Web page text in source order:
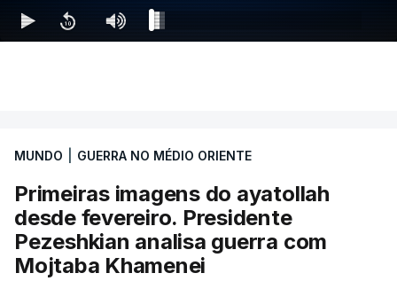
MUNDO GUERRA NO MÉDIO ORIENTE
Primeiras imagens do ayatollah
desde fevereiro. Presidente
Pezeshkian analisa guerra com
Mojtaba Khamenei